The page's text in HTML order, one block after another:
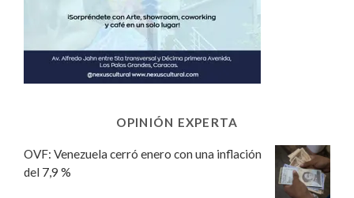
OPINIÓN EXPERTA
OVF: Venezuela cerró enero con una inflación
del 7,9 %